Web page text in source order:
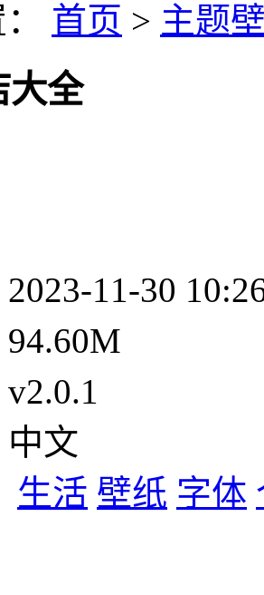
首页 > 主题
大全
2023-11-30
94.60M
v2.0.1
中文
生活 壁纸 字体